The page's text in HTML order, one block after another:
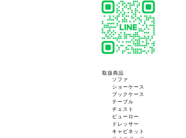
取扱商品
ソファ
ショーケース
ブックケース
テーブル
チェスト
ビューロー
ドレッサー
キャビネット